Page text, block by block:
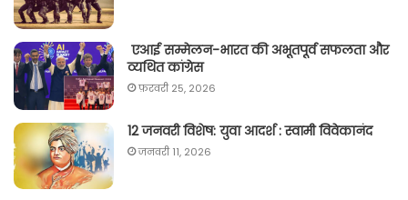
एआई सम्मेलन-भारत की अभूतपूर्व सफलता और
व्यथित कांग्रेस
फ़रवरी 25, 2026
12 जनवरी विशेष: युवा आदर्श : स्वामी विवेकानंद
जनवरी 11, 2026